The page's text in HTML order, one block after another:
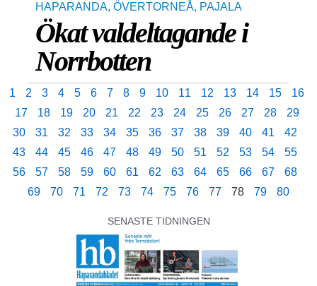
HAPARANDA, ÖVERTORNEÅ, PAJALA
Ökat valdeltagande i
Norrbotten
1 2 3 4 5 6 7 8 9 10 11 12 13 14 15
16
17
18 19 20 21 22 23 24 25 26 27 28
29
30
31 32 33 34 35 36 37 38 39 40 41
42
43
44 45 46 47 48 49 50 51 52 53 54
55
56
57 58 59 60 61 62 63 64 65 66 67
68
69
70 71 72 73 74 75 76 77 78 79 80
SENASTE TIDNINGEN